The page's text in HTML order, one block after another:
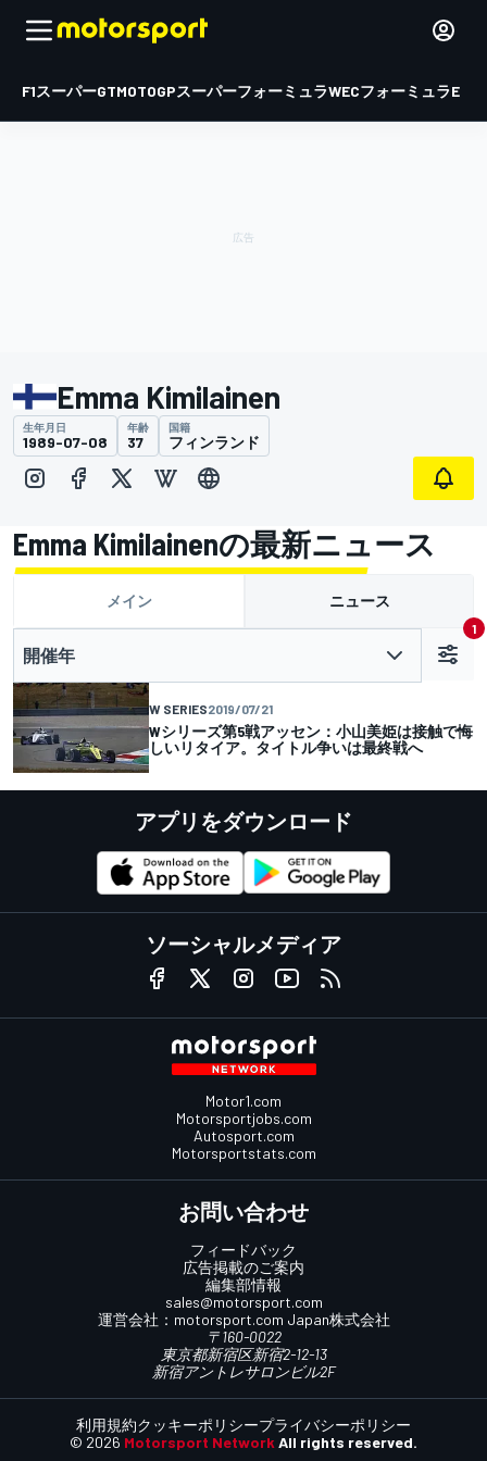
F1スーパーGTMOTOGPスーパーフォーミュラWECフォーミュラE
Emma Kimilainen
生年月日
1989-07-08
年齢
37
国籍
フィンランド
Emma Kimilainenの最新ニュース
メイン ニュース
開催年
1
W SERIES2019/07/21
Wシリーズ第5戦アッセン：小山美姫は接触で悔
しいリタイア。タイトル争いは最終戦へ
アプリをダウンロード
ソーシャルメディア
Motor1.com
Motorsportjobs.com
Autosport.com
Motorsportstats.com
お問い合わせ
フィードバック
広告掲載のご案内
編集部情報
sales@motorsport.com
運営会社： motorsport.com Japan株式会社
〒160-0022
東京都新宿区新宿2-12-13
新宿アントレサロンビル2F
© 2026 Motorsport Network All rights reserved.
利用規約クッキーポリシープライバシーポリシー